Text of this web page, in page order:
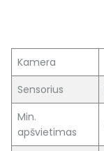
Kamera
Sensorius
Min.
apšvietimas